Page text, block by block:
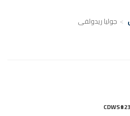
جوليا ريدولفى